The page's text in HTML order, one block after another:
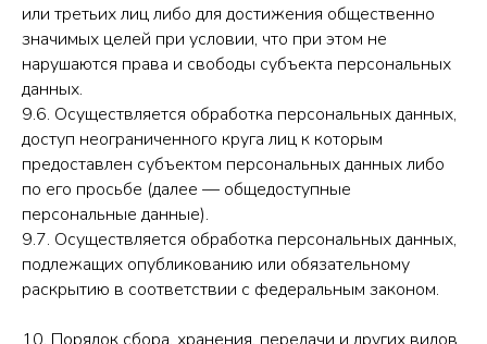
или третьих лиц либо для достижения общественно
значимых целей при условии, что при этом не
нарушаются права и свободы субъекта персональных
данных.
9.6. Осуществляется обработка персональных данных,
доступ неограниченного круга лиц к которым
предоставлен субъектом персональных данных либо
по его просьбе (далее — общедоступные
персональные данные).
9.7. Осуществляется обработка персональных данных,
подлежащих опубликованию или обязательному
раскрытию в соответствии с федеральным законом.